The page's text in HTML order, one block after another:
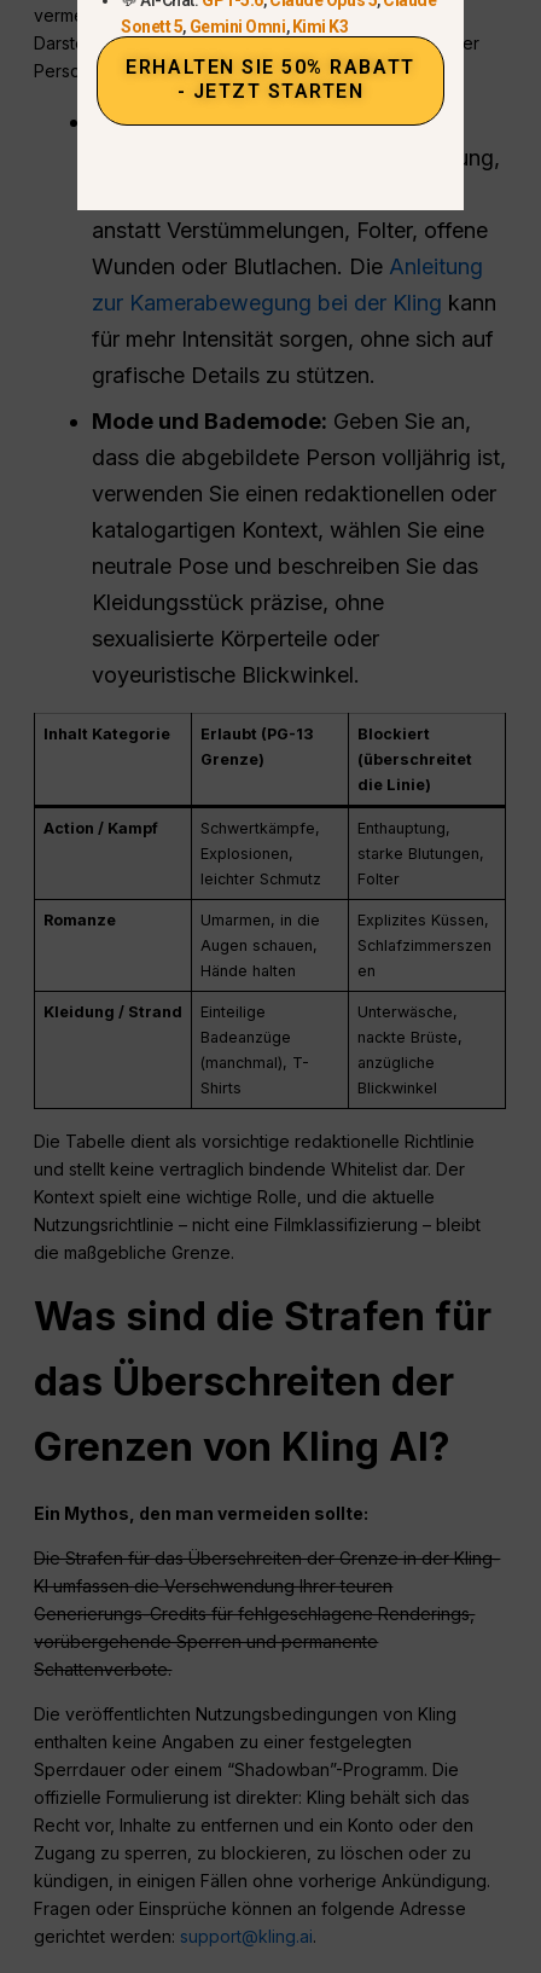
vermeide sexualisierte Bildkompositionen, explizite
Darstellungen von Verletzungen, den Missbrauch realer
Personen oder ausbeuterische Kontexte.
Action und Horror:Beschreiben Sie
Choreografie, Atmosphäre, Beleuchtung,
anstatt Verstümmelungen, Folter, offene
Wunden oder Blutlachen. Die Anleitung
zur Kamerabewegung bei der Kling kann
für mehr Intensität sorgen, ohne sich auf
grafische Details zu stützen.
Mode und Bademode: Geben Sie an,
dass die abgebildete Person volljährig ist,
verwenden Sie einen redaktionellen oder
katalogartigen Kontext, wählen Sie eine
neutrale Pose und beschreiben Sie das
Kleidungsstück präzise, ohne
sexualisierte Körperteile oder
voyeuristische Blickwinkel.
Inhalt Kategorie
Erlaubt (PG-13
Grenze)
Blockiert
(überschreitet
die Linie)
Action / Kampf
Schwertkämpfe,
Explosionen,
leichter Schmutz
Enthauptung,
starke Blutungen,
Folter
Romanze
Umarmen, in die
Augen schauen,
Hände halten
Explizites Küssen,
Schlafzimmerszen
en
Kleidung / Strand
Einteilige
Badeanzüge
(manchmal), T-
Shirts
Unterwäsche,
nackte Brüste,
anzügliche
Blickwinkel
Die Tabelle dient als vorsichtige redaktionelle Richtlinie
und stellt keine vertraglich bindende Whitelist dar. Der
Kontext spielt eine wichtige Rolle, und die aktuelle
Nutzungsrichtlinie – nicht eine Filmklassifizierung – bleibt
die maßgebliche Grenze.
Was sind die Strafen für
das Überschreiten der
Grenzen von Kling AI?
Ein Mythos, den man vermeiden sollte:
Die Strafen für das Überschreiten der Grenze in der Kling-
KI umfassen die Verschwendung Ihrer teuren
Generierungs-Credits für fehlgeschlagene Renderings,
vorübergehende Sperren und permanente
Schattenverbote.
Die veröffentlichten Nutzungsbedingungen von Kling
enthalten keine Angaben zu einer festgelegten
Sperrdauer oder einem “Shadowban”-Programm. Die
offizielle Formulierung ist direkter: Kling behält sich das
Recht vor, Inhalte zu entfernen und ein Konto oder den
Zugang zu sperren, zu blockieren, zu löschen oder zu
kündigen, in einigen Fällen ohne vorherige Ankündigung.
Fragen oder Einsprüche können an folgende Adresse
gerichtet werden: support@kling.ai.
Sonett 5, Gemini Omni,Kimi K3
ERHALTEN SIE 50% RABATT
- JETZT STARTEN